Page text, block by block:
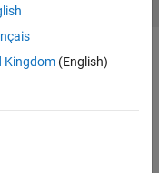
Kingdom(English)